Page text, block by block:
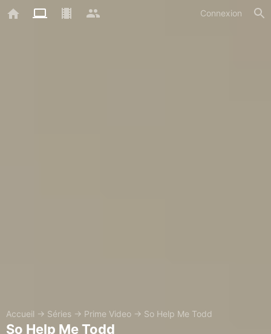
Connexion
Accueil → Séries → Prime Video → So Help Me Todd
So Help Me Todd